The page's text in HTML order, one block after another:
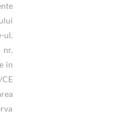
ul.
nr.
in